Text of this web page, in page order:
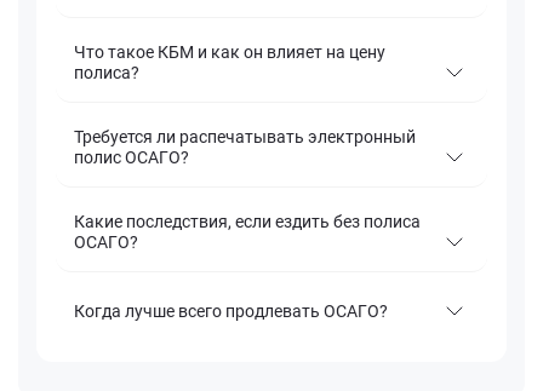
Что такое КБМ и как он влияет на цену
полиса?
Требуется ли распечатывать электронный
полис ОСАГО?
Какие последствия, если ездить без полиса
ОСАГО?
Когда лучше всего продлевать ОСАГО?